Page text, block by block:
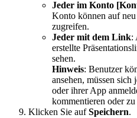
Jeder im Konto
Konto können auf
zugreifen.
Jeder mit dem Link:
erstellte
sehen.
Hinweis: Benutzer
ansehen, müssen
oder ihrer App
kommentieren oder zu
Klicken Sie aufSpeichern.